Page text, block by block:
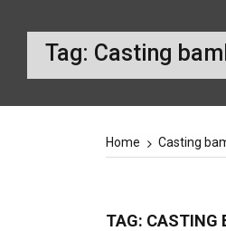
Tag: Casting
Home Casting
TAG: CASTING